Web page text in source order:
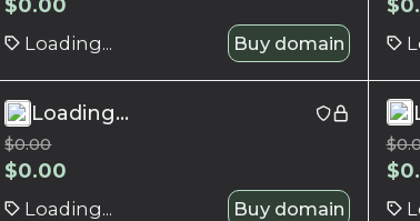
$0.00
Loading... Buy domain
$
Loading...
$0.00
$0.00
Loading... Buy domain
$
$